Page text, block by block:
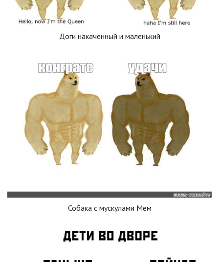
Доги накаченный и маленький
Собака с мускулами Мем